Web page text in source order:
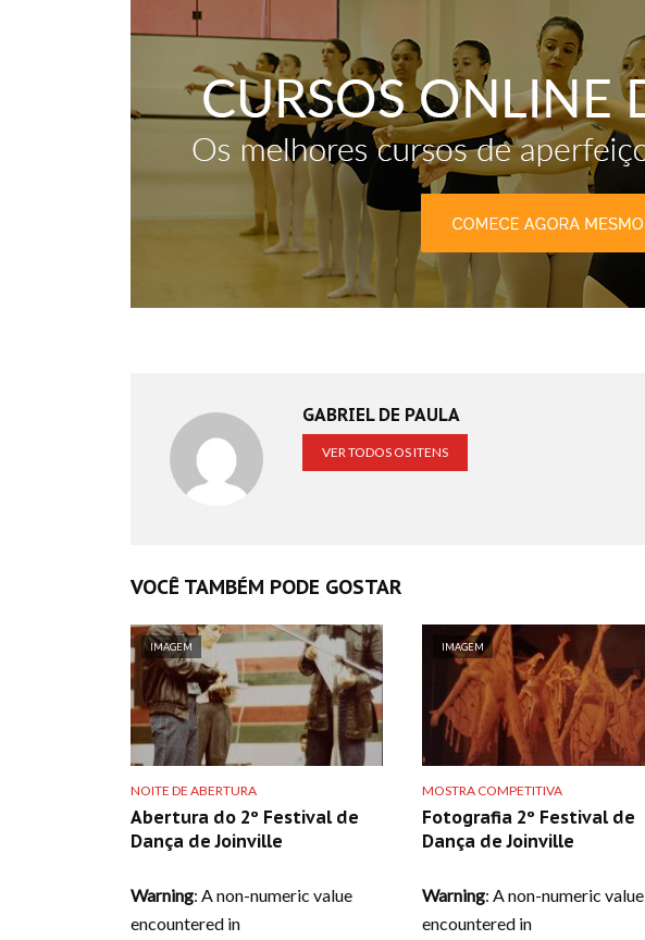
GABRIEL DE PAULA
VER TODOS OS ITENS
VOCÊ TAMBÉM PODE GOSTAR
IMAGEM
NOITE DE ABERTURA
Abertura do 2º Festival de
Dança de Joinville
Warning: A non-numeric value
encountered in
IMAGEM
MOSTRA COMPETITIVA
Fotografia 2º Festival de
Dança de Joinville
Warning: A non-numeric value
encountered in